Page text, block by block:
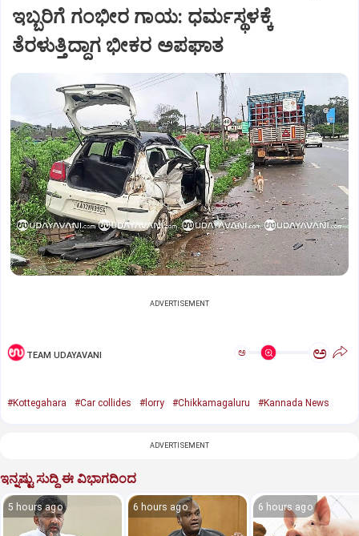
ಇಬ್ಬರಿಗೆ ಗಂಭೀರ ಗಾಯ: ಧರ್ಮಸ್ಥಳಕ್ಕೆ
ತೆರಳುತ್ತಿದ್ದಾಗ ಭೀಕರ ಅಪಘಾತ
ADVERTISEMENT
TEAM UDAYAVANI ಅ ಅ
#Kottegahara #Car collides #lorry #Chikkamagaluru #Kannada News
ADVERTISEMENT
ಇನ್ನಷ್ಟು ಸುದ್ದಿ ಈ ವಿಭಾಗದಿಂದ
5 hours ago 6 hours ago 6 hours ago